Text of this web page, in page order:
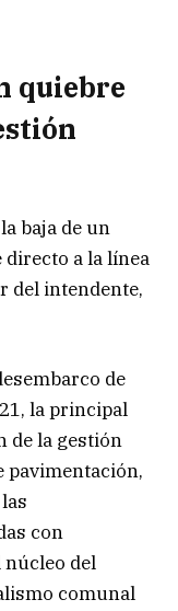
quiebre
baja de un
a la línea
del intendente,
de
la principal
de la gestión
pavimentación,
con
del
comunal